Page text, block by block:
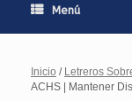
Menú
Inicio / Letreros
ACHS | Mantener